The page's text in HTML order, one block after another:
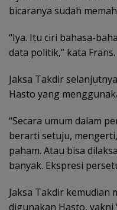
bicaranya sudah
“Iya. Itu ciri bahasa-
data politik,” kata Frans.
Jaksa Takdir
Hasto yang
“Secara umum dalam
berarti setuju,
paham. Atau bisa
banyak. Ekspresi
Jaksa Takdir kemudian
digunakan Hasto, yakni